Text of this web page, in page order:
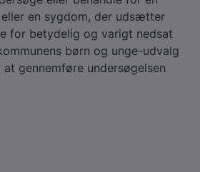
en sygdom, der udsætter
for betydelig og varigt nedsat
børn og unge-udvalg
gennemføre undersøgelsen